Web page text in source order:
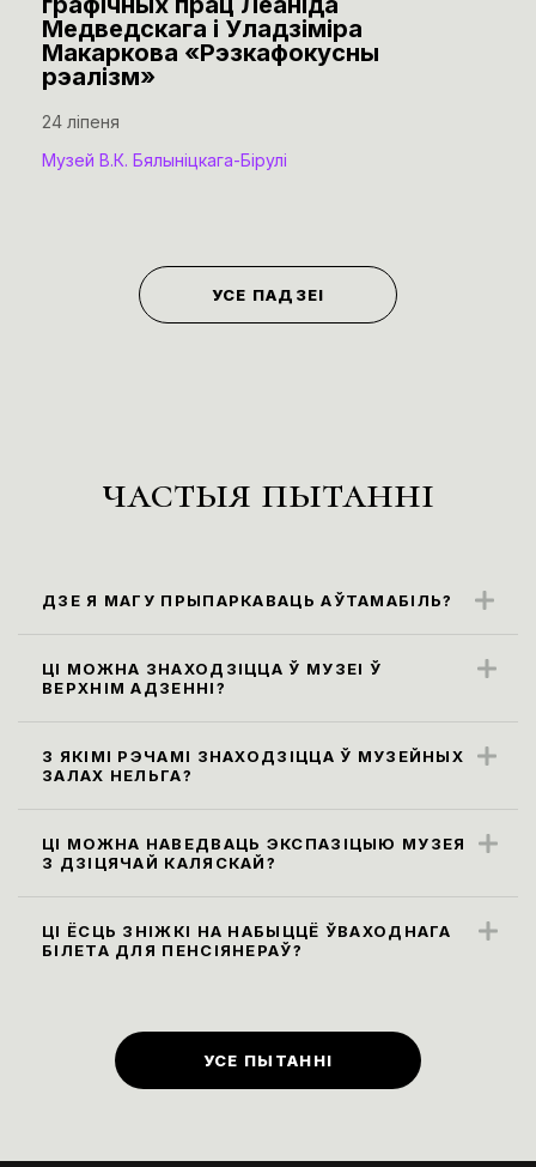
Медведскага і Уладзіміра
Макаркова «Рэзкафокусны
рэалізм»
24 ліпеня
Музей В.К. Бялыніцкага-Бірулі
УСЕ ПАДЗЕІ
частыя пытанні
ДЗЕ Я МАГУ ПРЫПАРКАВАЦЬ АЎТАМАБІЛЬ?
знаходзяцца ўздоўж вул. Карла Маркса
(паркоўка платная)
ЦІ МОЖНА ЗНАХОДЗІЦЦА Ў МУЗЕІ Ў
ВЕРХНІМ АДЗЕННІ?
прадугледжваюць наведванне экспазіцыі
ў верхнім адзенні. Яго неабходна
З ЯКІМІ РЭЧАМІ ЗНАХОДЗІЦЦА Ў МУЗЕЙНЫХ
ЗАЛАХ НЕЛЬГА?
больш за 30х40х20 см, а таксама,
парасоны неабходна здаць у гардэроб ці
вадой праносіць на экспазіцыю нельга,
ЦІ МОЖНА НАВЕДВАЦЬ ЭКСПАЗІЦЫЮ МУЗЕЯ
З ДЗІЦЯЧАЙ КАЛЯСКАЙ?
катэгорыі 0+.
ЦІ ЁСЦЬ ЗНІЖКІ НА НАБЫЦЦЁ ЎВАХОДНАГА
БІЛЕТА ДЛЯ ПЕНСІЯНЕРАЎ?
музеі прадугледжаны ў першы
панядзелак кожнага месяца.
УСЕ ПЫТАННІ